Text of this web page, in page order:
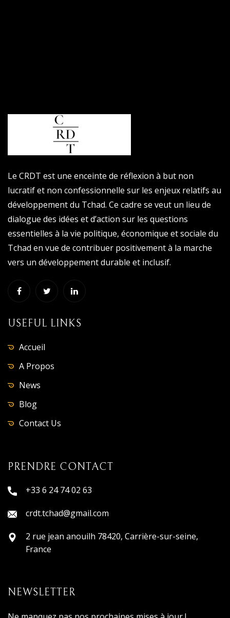
Le CRDT est une enceinte de réflexion à but non
lucratif et non confessionnelle sur les enjeux relatifs au
développement du Tchad. Ce cadre se veut un lieu de
dialogue des idées et d’action sur les questions
essentielles à la vie politique, économique et sociale du
Tchad en vue de contribuer positivement à la marche
vers un développement durable et inclusif.
USEFUL LINKS
Accueil
A Propos
News
Blog
Contact Us
PRENDRE CONTACT
+33 6 24 74 02 63
crdt.tchad@gmail.com
2 rue jean anouilh 78420, Carrière-sur-seine,
France
NEWSLETTER